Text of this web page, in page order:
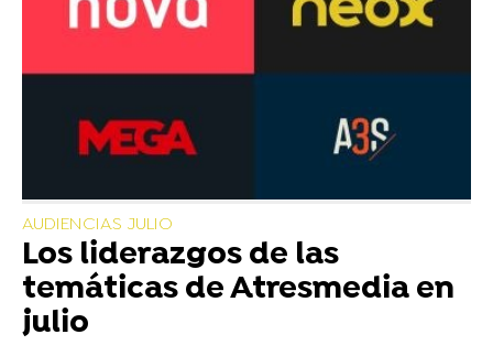
AUDIENCIAS JULIO
Los liderazgos de las
temáticas de Atresmedia en
julio